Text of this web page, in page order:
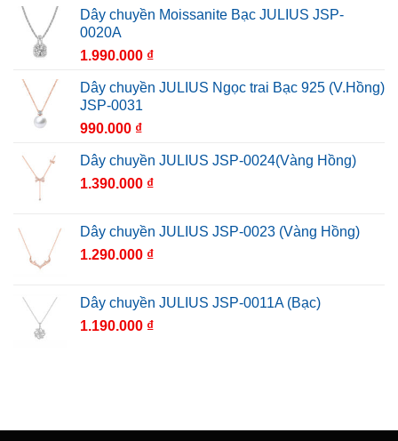
Dây chuyền Moissanite Bạc JULIUS JSP-
0020A
1.990.000 ₫
Dây chuyền JULIUS Ngọc trai Bạc 925 (V.Hồng)
JSP-0031
990.000 ₫
Dây chuyền JULIUS JSP-0024(Vàng Hồng)
1.390.000 ₫
Dây chuyền JULIUS JSP-0023 (Vàng Hồng)
1.290.000 ₫
Dây chuyền JULIUS JSP-0011A (Bạc)
1.190.000 ₫